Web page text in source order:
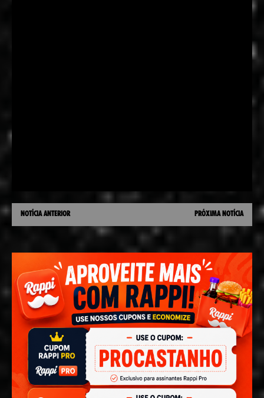
NOTÍCIA ANTERIOR PRÓXIMA NOTÍCIA